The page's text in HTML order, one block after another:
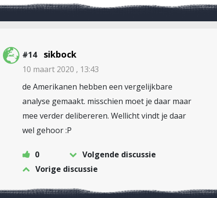
#14 sikbock
10 maart 2020 , 13:43
de Amerikanen hebben een vergelijkbare
analyse gemaakt. misschien moet je daar maar
mee verder delibereren. Wellicht vindt je daar
wel gehoor :P
0
Volgende discussie
Vorige discussie